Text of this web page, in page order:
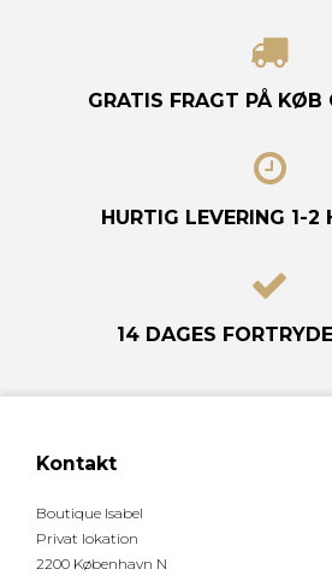
GRATIS FRAGT PÅ KØB
HURTIG LEVERING 1-2
14 DAGES
Kontakt
Boutique Isabel
Privat lokation
2200 København N